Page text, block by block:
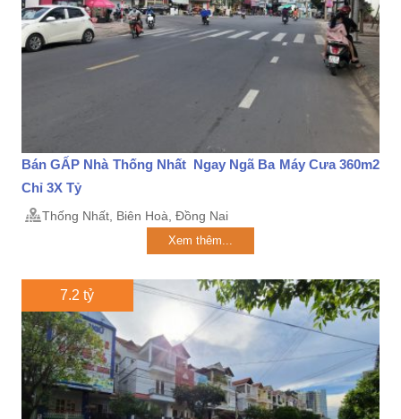
Bán GẤP Nhà Thống Nhất Ngay Ngã Ba Máy Cưa 360m2
Chỉ 3X Tỷ
Thống Nhất, Biên Hoà, Đồng Nai
Xem thêm...
7.2 tỷ